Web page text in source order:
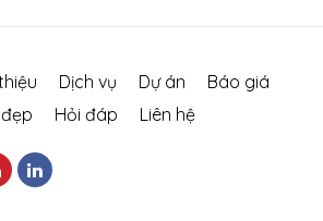
Dịch vụ Dự án
Báo giá
Hỏi đáp Liên hệ